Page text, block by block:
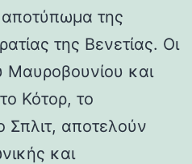
αποτύπωμα της
της Βενετίας. Οι
Μαυροβουνίου και
Κότορ, το
Σπλιτ, αποτελούν
και